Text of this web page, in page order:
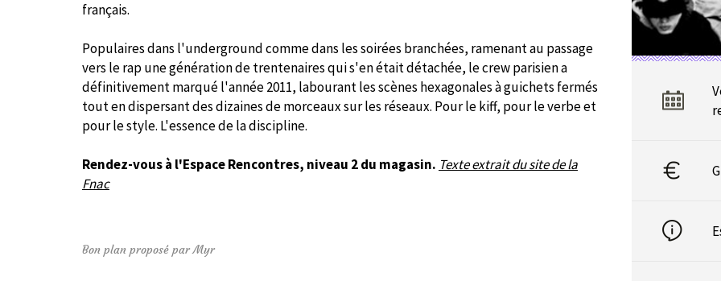
français.
Populaires dans l'underground comme dans les soirées branchées, ramenant au passage
vers le rap une génération de trentenaires qui s'en était détachée, le crew parisien a
définitivement marqué l'année 2011, labourant les scènes hexagonales à guichets fermés
tout en dispersant des dizaines de morceaux sur les réseaux. Pour le kiff, pour le verbe et
pour le style. L'essence de la discipline.
Rendez-vous à l'Espace Rencontres, niveau 2 du magasin. Texte extrait du site de la
Fnac
Bon plan proposé par Myr